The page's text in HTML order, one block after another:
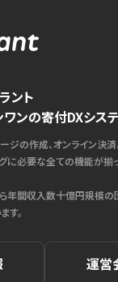
ント
ンの寄付DXシス
ジの作成、オンライン決
に必要な全ての機能が揃
年間収入数十億円規模の
す。
運営